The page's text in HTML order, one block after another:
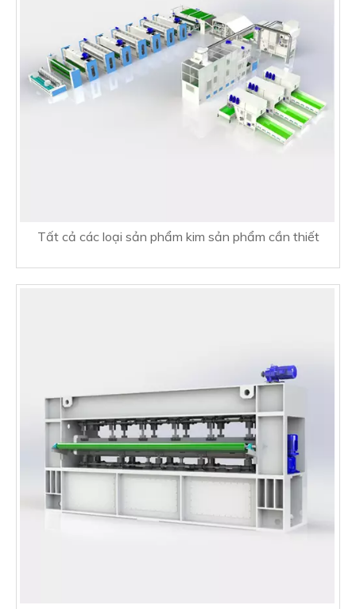
Tất cả các loại sản phẩm kim sản phẩm cần thiết